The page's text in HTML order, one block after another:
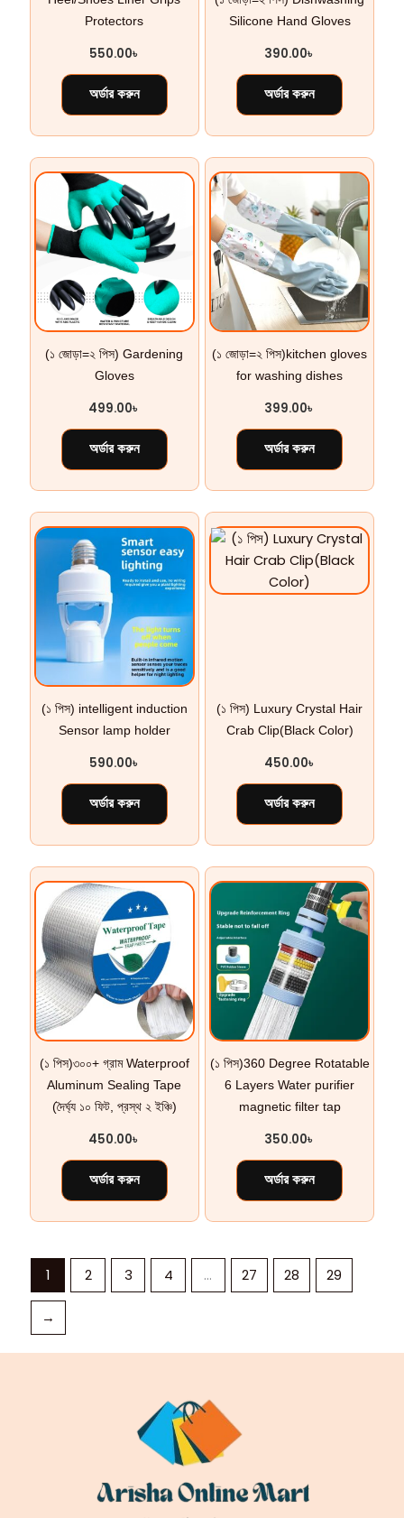
Protectors
550.00৳
অর্ডার করুন
Silicone Hand Gloves
390.00৳
অর্ডার করুন
(১ জোড়া=২ পিস) Gardening
Gloves
499.00৳
অর্ডার করুন
(১ জোড়া=২ পিস)kitchen gloves
for washing dishes
399.00৳
অর্ডার করুন
(১ পিস) intelligent induction
Sensor lamp holder
590.00৳
অর্ডার করুন
(১ পিস) Luxury Crystal Hair
Crab Clip(Black Color)
450.00৳
অর্ডার করুন
(১ পিস)৩০০+ গ্রাম Waterproof
Aluminum Sealing Tape
(দৈর্ঘ্য ১০ ফিট, প্রস্থ ২ ইঞ্চি)
450.00৳
অর্ডার করুন
(১ পিস)360 Degree Rotatable
6 Layers Water purifier
magnetic filter tap
350.00৳
অর্ডার করুন
1 2 3 4 … 27 28 29
→